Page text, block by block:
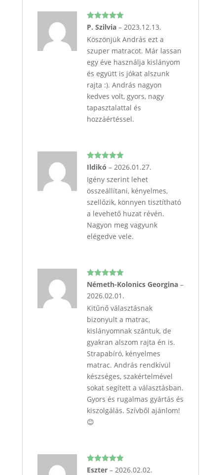
Értékelés:
P. Szilvia – 2023.12.13.
Köszönjük András ezt a
szuper matracot. Már lassan
egy éve használja kislányom
és együtt is jókat alszunk
rajta :). András nagyon
kedves volt, gyors, nagy
tapasztalattal és
hozzáértéssel.
Értékelés:
Ildikó – 2026.01.27.
Igény szerint lehet
összeállítani, kényelmes,
szellőzik, könnyen tisztítható
a levehető huzat révén.
Nagyon meg vagyunk
elégedve vele.
Értékelés:
Németh-Kolonics Georgina –
2026.02.01.
Kitűnő választásnak
bizonyult a matrac,
kislányomnak szántuk, de
gyakran alszom rajta én is.
Strapabíró, kényelmes
matrac. András rendkívül
készséges, szakértelmével
sokat segített a választásban.
Gyors és rugalmas gyártás és
kiszolgálás. Szívből ajánlom!
😊
Értékelés:
Eszter – 2026.02.02.